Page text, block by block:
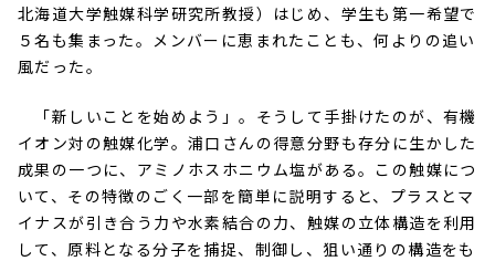
北海道大学触媒科学研究所教授）はじめ、学生も第一希望で
５名も集まった。メンバーに恵まれたことも、何よりの追い
風だった。
「新しいことを始めよう」。そうして手掛けたのが、有機
イオン対の触媒化学。浦口さんの得意分野も存分に生かした
成果の一つに、アミノホスホニウム塩がある。この触媒につ
いて、その特徴のごく一部を簡単に説明すると、プラスとマ
イナスが引き合う力や水素結合の力、触媒の立体構造を利用
して、原料となる分子を捕捉、制御し、狙い通りの構造をも